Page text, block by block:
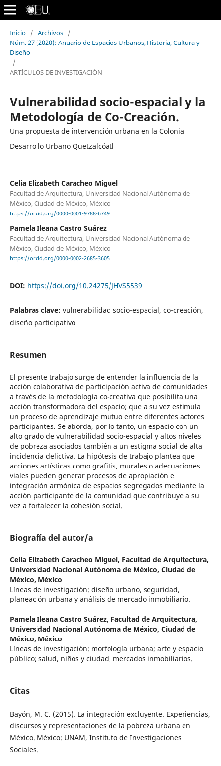
Inicio / Archivos /
Núm. 27 (2020): Anuario de Espacios Urbanos, Historia, Cultura y
Diseño
/
ARTÍCULOS DE INVESTIGACIÓN
Vulnerabilidad socio-espacial y la
Metodología de Co-Creación.
Una propuesta de intervención urbana en la Colonia
Desarrollo Urbano Quetzalcóatl
Celia Elizabeth Caracheo Miguel
Facultad de Arquitectura, Universidad Nacional Autónoma de
México, Ciudad de México, México
https://orcid.org/0000-0001-9788-6749
Pamela Ileana Castro Suárez
Facultad de Arquitectura, Universidad Nacional Autónoma de
México, Ciudad de México, México
https://orcid.org/0000-0002-2685-3605
DOI: https://doi.org/10.24275/JHVS5539
Palabras clave: vulnerabilidad socio-espacial, co-creación,
diseño participativo
Resumen
El presente trabajo surge de entender la influencia de la
acción colaborativa de participación activa de comunidades
a través de la metodología co-creativa que posibilita una
acción transformadora del espacio; que a su vez estimula
un proceso de aprendizaje mutuo entre diferentes actores
participantes. Se aborda, por lo tanto, un espacio con un
alto grado de vulnerabilidad socio-espacial y altos niveles
de pobreza asociados también a un estigma social de alta
incidencia delictiva. La hipótesis de trabajo plantea que
acciones artísticas como grafitis, murales o adecuaciones
viales pueden generar procesos de apropiación e
integración armónica de espacios segregados mediante la
acción participante de la comunidad que contribuye a su
vez a fortalecer la cohesión social.
Biografía del autor/a
Celia Elizabeth Caracheo Miguel, Facultad de Arquitectura,
Universidad Nacional Autónoma de México, Ciudad de
México, México
Líneas de investigación: diseño urbano, seguridad,
planeación urbana y análisis de mercado inmobiliario.
Pamela Ileana Castro Suárez, Facultad de Arquitectura,
Universidad Nacional Autónoma de México, Ciudad de
México, México
Líneas de investigación: morfología urbana; arte y espacio
público; salud, niños y ciudad; mercados inmobiliarios.
Citas
Bayón, M. C. (2015). La integración excluyente. Experiencias,
discursos y representaciones de la pobreza urbana en
México. México: UNAM, Instituto de Investigaciones
Sociales.